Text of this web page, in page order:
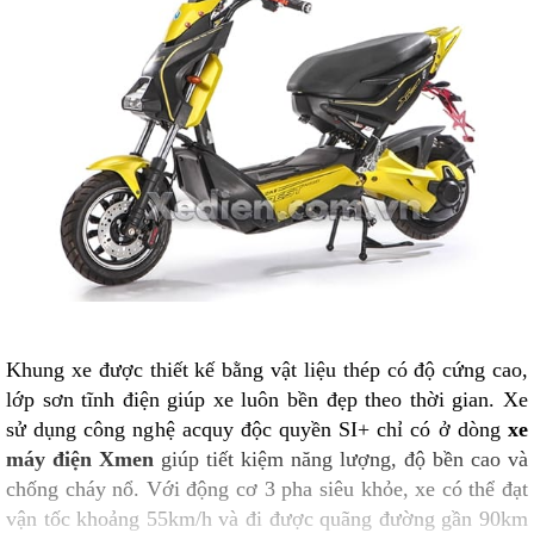
Khung xe được thiết kế bằng vật liệu thép có độ cứng cao,
lớp sơn tĩnh điện giúp xe luôn bền đẹp theo thời gian. Xe
sử dụng công nghệ acquy độc quyền SI+ chỉ có ở dòng xe
máy điện Xmen giúp tiết kiệm năng lượng, độ bền cao và
chống cháy nổ. Với động cơ 3 pha siêu khỏe, xe có thể đạt
vận tốc khoảng 55km/h và đi được quãng đường gần 90km